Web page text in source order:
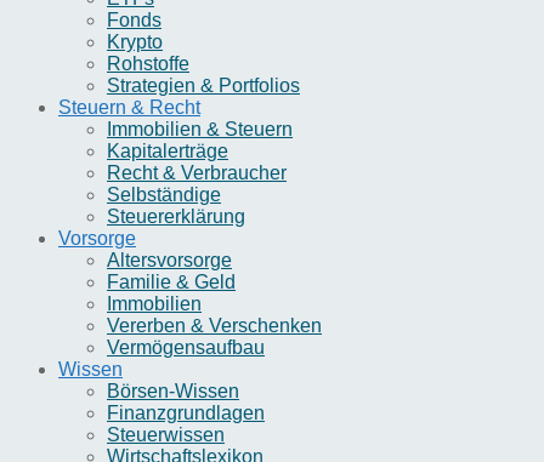
Fonds
Krypto
Rohstoffe
Strategien & Portfolios
Steuern & Recht
Immobilien & Steuern
Kapitalerträge
Recht & Verbraucher
Selbständige
Steuererklärung
Vorsorge
Altersvorsorge
Familie & Geld
Immobilien
Vererben & Verschenken
Vermögensaufbau
Wissen
Börsen-Wissen
Finanzgrundlagen
Steuerwissen
Wirtschaftslexikon